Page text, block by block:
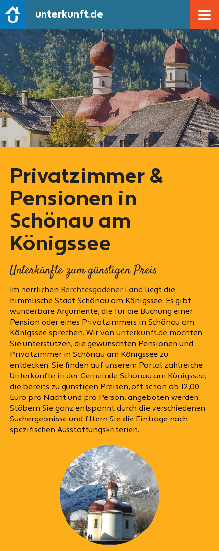
unterkunft.de
Privatzimmer &
Pensionen in
Schönau am
Königssee
Unterkünfte zum günstigen Preis
Im herrlichen Berchtesgadener Land liegt die
himmlische Stadt Schönau am Königssee. Es gibt
wunderbare Argumente, die für die Buchung einer
Pension oder eines Privatzimmers in Schönau am
Königssee sprechen. Wir von unterkunft.de möchten
Sie unterstützen, die gewünschten Pensionen und
Privatzimmer in Schönau am Königssee zu
entdecken. Sie finden auf unserem Portal zahlreiche
Unterkünfte in der Gemeinde Schönau am Königssee,
die bereits zu günstigen Preisen, oft schon ab 12,00
Euro pro Nacht und pro Person, angeboten werden.
Stöbern Sie ganz entspannt durch die verschiedenen
Suchergebnisse und filtern Sie die Einträge nach
spezifischen Ausstattungskriterien.